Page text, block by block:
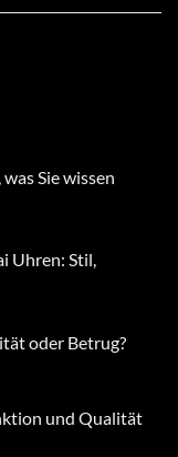
Sie wissen
Uhren: Stil,
oder Betrug?
und Qualität